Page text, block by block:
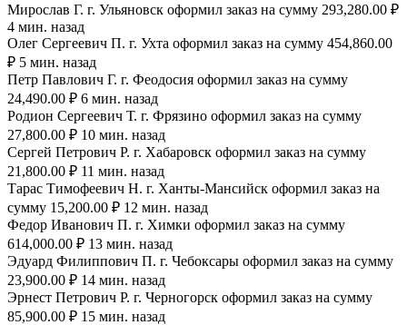
Мирослав Г. г. Ульяновск оформил заказ на сумму 293,280.00 ₽
4 мин. назад
Олег Сергеевич П. г. Ухта оформил заказ на сумму 454,860.00
₽ 5 мин. назад
Петр Павлович Г. г. Феодосия оформил заказ на сумму
24,490.00 ₽ 6 мин. назад
Родион Сергеевич Т. г. Фрязино оформил заказ на сумму
27,800.00 ₽ 10 мин. назад
Сергей Петрович Р. г. Хабаровск оформил заказ на сумму
21,800.00 ₽ 11 мин. назад
Тарас Тимофеевич Н. г. Ханты-Мансийск оформил заказ на
сумму 15,200.00 ₽ 12 мин. назад
Федор Иванович П. г. Химки оформил заказ на сумму
614,000.00 ₽ 13 мин. назад
Эдуард Филиппович П. г. Чебоксары оформил заказ на сумму
23,900.00 ₽ 14 мин. назад
Эрнест Петрович Р. г. Черногорск оформил заказ на сумму
85,900.00 ₽ 15 мин. назад